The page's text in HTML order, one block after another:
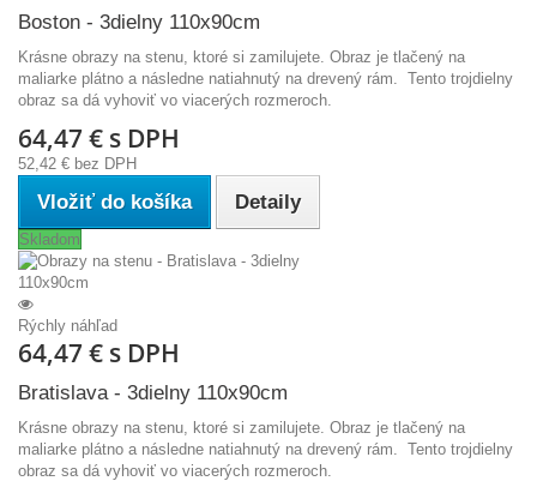
Boston - 3dielny 110x90cm
Krásne obrazy na stenu, ktoré si zamilujete. Obraz je tlačený na
maliarke plátno a následne natiahnutý na drevený rám. Tento trojdielny
obraz sa dá vyhoviť vo viacerých rozmeroch.
64,47 € s DPH
52,42 € bez DPH
Vložiť do košíka Detaily
Skladom
Rýchly náhľad
64,47 € s DPH
Bratislava - 3dielny 110x90cm
Krásne obrazy na stenu, ktoré si zamilujete. Obraz je tlačený na
maliarke plátno a následne natiahnutý na drevený rám. Tento trojdielny
obraz sa dá vyhoviť vo viacerých rozmeroch.